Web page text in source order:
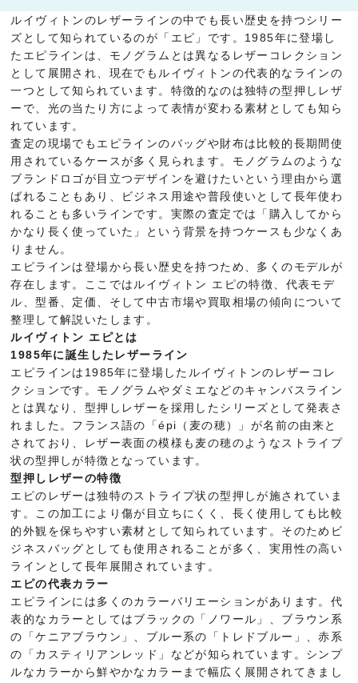
ルイヴィトンのレザーラインの中でも長い歴史を持つシリー
ズとして知られているのが「エピ」です。1985年に登場し
たエピラインは、モノグラムとは異なるレザーコレクション
として展開され、現在でもルイヴィトンの代表的なラインの
一つとして知られています。特徴的なのは独特の型押しレザ
ーで、光の当たり方によって表情が変わる素材としても知ら
れています。
査定の現場でもエピラインのバッグや財布は比較的長期間使
用されているケースが多く見られます。モノグラムのような
ブランドロゴが目立つデザインを避けたいという理由から選
ばれることもあり、ビジネス用途や普段使いとして長年使わ
れることも多いラインです。実際の査定では「購入してから
かなり長く使っていた」という背景を持つケースも少なくあ
りません。
エピラインは登場から長い歴史を持つため、多くのモデルが
存在します。ここではルイヴィトン エピの特徴、代表モデ
ル、型番、定価、そして中古市場や買取相場の傾向について
整理して解説いたします。
ルイヴィトン エピとは
1985年に誕生したレザーライン
エピラインは1985年に登場したルイヴィトンのレザーコレ
クションです。モノグラムやダミエなどのキャンバスライン
とは異なり、型押しレザーを採用したシリーズとして発表さ
れました。フランス語の「épi（麦の穂）」が名前の由来と
されており、レザー表面の模様も麦の穂のようなストライプ
状の型押しが特徴となっています。
型押しレザーの特徴
エピのレザーは独特のストライプ状の型押しが施されていま
す。この加工により傷が目立ちにくく、長く使用しても比較
的外観を保ちやすい素材として知られています。そのためビ
ジネスバッグとしても使用されることが多く、実用性の高い
ラインとして長年展開されています。
エピの代表カラー
エピラインには多くのカラーバリエーションがあります。代
表的なカラーとしてはブラックの「ノワール」、ブラウン系
の「ケニアブラウン」、ブルー系の「トレドブルー」、赤系
の「カスティリアンレッド」などが知られています。シンプ
ルなカラーから鮮やかなカラーまで幅広く展開されてきまし